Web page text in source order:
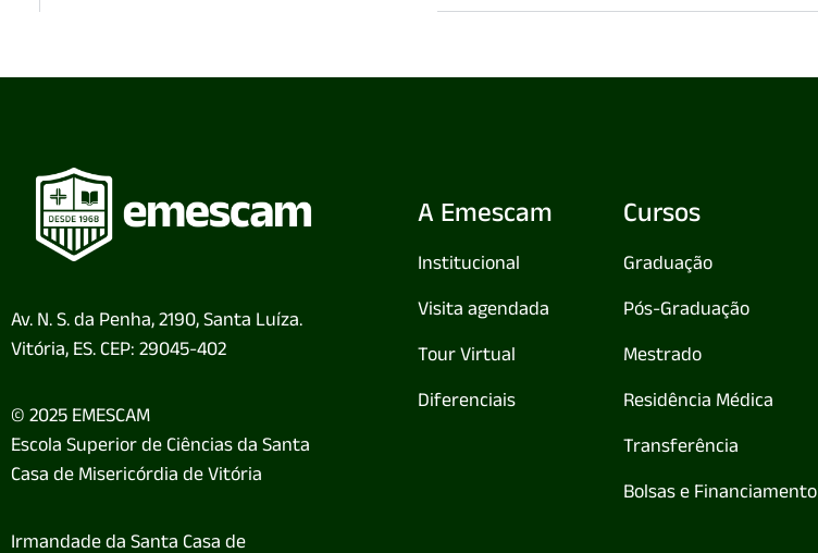
Av. N. S. da Penha, 2190, Santa Luíza.
Vitória, ES. CEP: 29045-402
© 2025 EMESCAM
Escola Superior de Ciências da Santa
Casa de Misericórdia de Vitória
Irmandade da Santa Casa de
A Emescam
Institucional
Visita agendada
Tour Virtual
Diferenciais
Cursos
Graduação
Pós-Graduação
Mestrado
Residência Médica
Transferência
Bolsas e Financiamento